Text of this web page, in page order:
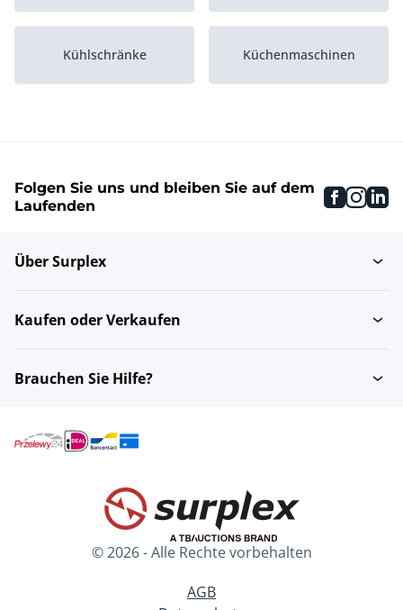
Kühlschränke Küchenmaschinen
Kühltheke-Displays Eiswürfelmaschinen
Verpackungsmaschinen
Kombi-Dampfgarer
Konvektionsöfen Konventionelle Öfen
Folgen Sie uns und bleiben Sie auf dem
Laufenden
Über Surplex
Kaufen oder Verkaufen
Brauchen Sie Hilfe?
© 2026 - Alle Rechte vorbehalten
AGB